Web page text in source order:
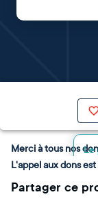
Le
Merci à tous nos
L'appel aux dons
Partager ce